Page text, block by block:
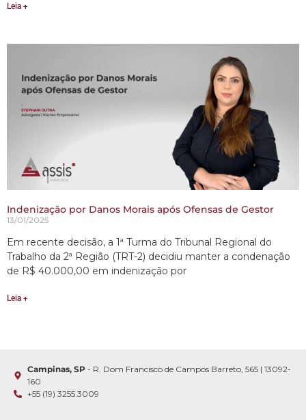
Leia +
Indenização por Danos Morais após Ofensas de Gestor
13/01/2025
Em recente decisão, a 1ª Turma do Tribunal Regional do
Trabalho da 2ª Região (TRT-2) decidiu manter a condenação
de R$ 40.000,00 em indenização por
Leia +
Campinas, SP - R. Dom Francisco de Campos Barreto, 565 | 13092-
160
+55 (19) 3255.3009